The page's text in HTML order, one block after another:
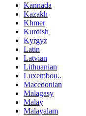
Kannada
Kazakh
Khmer
Kurdish
Kyrgyz
Latin
Latvian
Lithuanian
Luxembou..
Macedonian
Malagasy
Malay
Malayalam